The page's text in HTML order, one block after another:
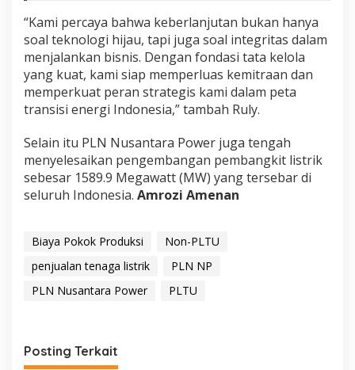
“Kami percaya bahwa keberlanjutan bukan hanya
soal teknologi hijau, tapi juga soal integritas dalam
menjalankan bisnis. Dengan fondasi tata kelola
yang kuat, kami siap memperluas kemitraan dan
memperkuat peran strategis kami dalam peta
transisi energi Indonesia,” tambah Ruly.
Selain itu PLN Nusantara Power juga tengah
menyelesaikan pengembangan pembangkit listrik
sebesar 1589.9 Megawatt (MW) yang tersebar di
seluruh Indonesia. Amrozi Amenan
Biaya Pokok Produksi
Non-PLTU
penjualan tenaga listrik
PLN NP
PLN Nusantara Power
PLTU
Posting Terkait